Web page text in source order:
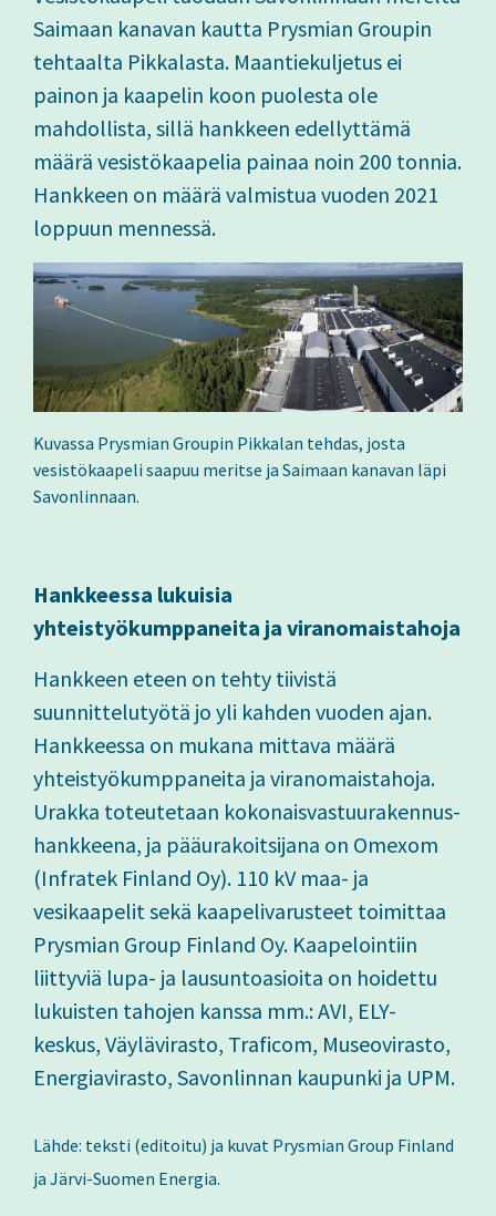
Saimaan kanavan kautta Prysmian Groupin
tehtaalta Pikkalasta. Maantiekuljetus ei
painon ja kaapelin koon puolesta ole
mahdollista, sillä hankkeen edellyttämä
määrä vesistökaapelia painaa noin 200 tonnia.
Hankkeen on määrä valmistua vuoden 2021
loppuun mennessä.
Kuvassa Prysmian Groupin Pikkalan tehdas, josta
vesistökaapeli saapuu meritse ja Saimaan kanavan läpi
Savonlinnaan.
Hankkeessa lukuisia
yhteistyökumppaneita ja viranomaistahoja
Hankkeen eteen on tehty tiivistä
suunnittelutyötä jo yli kahden vuoden ajan.
Hankkeessa on mukana mittava määrä
yhteistyökumppaneita ja viranomaistahoja.
Urakka toteutetaan kokonaisvastuurakennus-
hankkeena, ja pääurakoitsijana on Omexom
(Infratek Finland Oy). 110 kV maa- ja
vesikaapelit sekä kaapelivarusteet toimittaa
Prysmian Group Finland Oy. Kaapelointiin
liittyviä lupa- ja lausuntoasioita on hoidettu
lukuisten tahojen kanssa mm.: AVI, ELY-
keskus, Väylävirasto, Traficom, Museovirasto,
Energiavirasto, Savonlinnan kaupunki ja UPM.
Lähde: teksti (editoitu) ja kuvat Prysmian Group Finland
ja Järvi-Suomen Energia.